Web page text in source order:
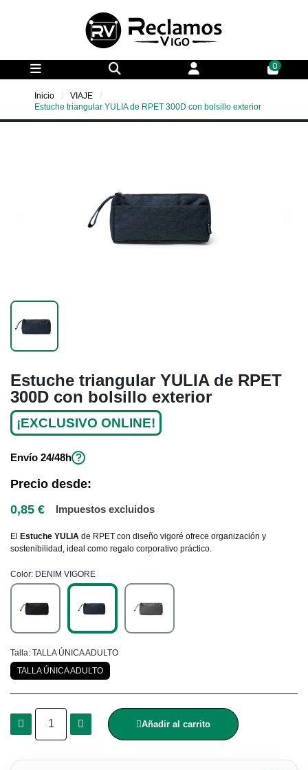
0
Inicio
VIAJE
Estuche triangular YULIA de RPET 300D con bolsillo exterior
Estuche triangular YULIA de RPET
300D con bolsillo exterior
¡EXCLUSIVO ONLINE!
Envío 24/48h ?
Precio desde:
0,85 €
Impuestos excluidos
El Estuche YULIA de RPET con diseño vigoré ofrece organización y
sostenibilidad, ideal como regalo corporativo práctico.
Color DENIM VIGORE
Talla TALLA ÚNICA ADULTO
TALLA ÚNICA ADULTO
Añadir al carrito